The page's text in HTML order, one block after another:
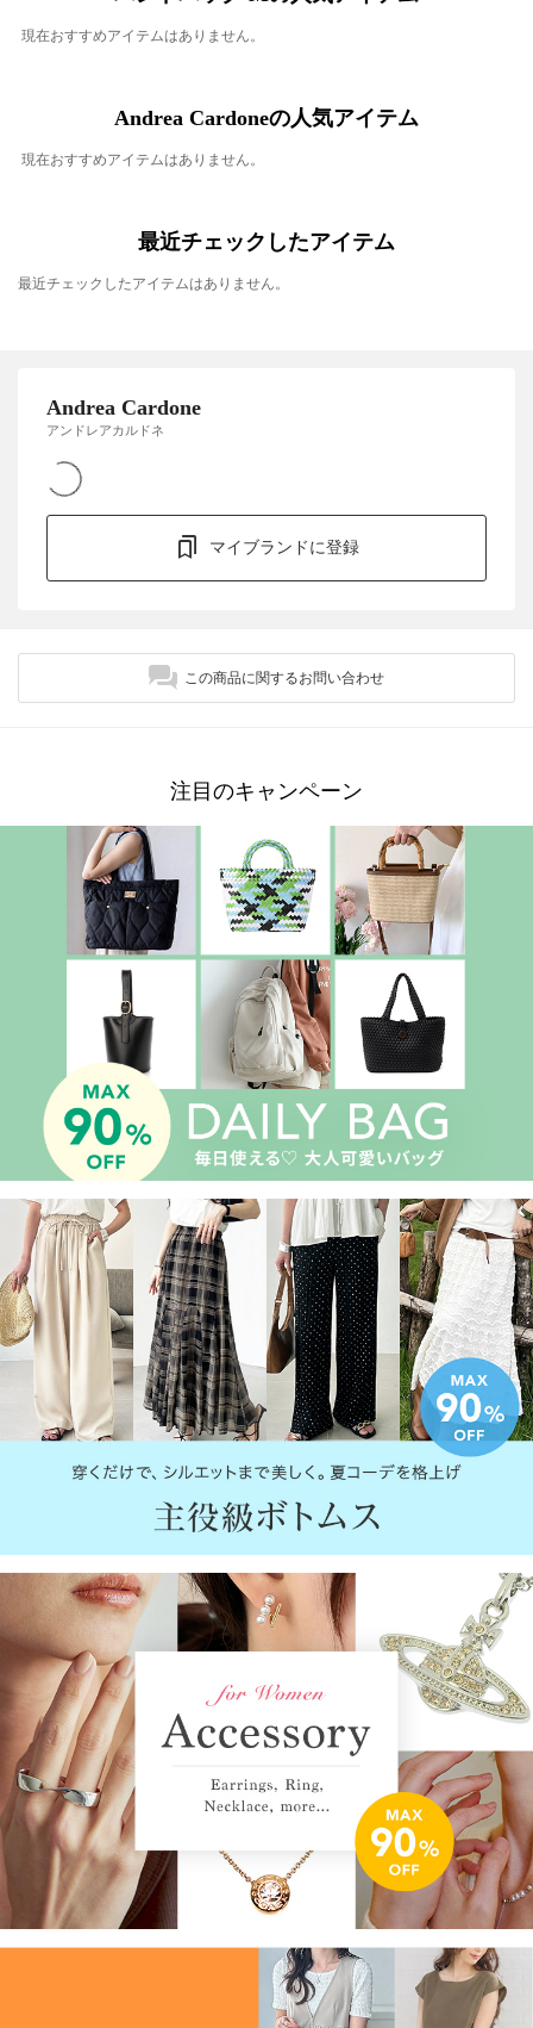
現在おすすめアイテムはありません。
Andrea Cardoneの人気アイテム
現在おすすめアイテムはありません。
最近チェックしたアイテム
最近チェックしたアイテムはありません。
Andrea Cardone
アンドレアカルドネ
マイブランドに登録
この商品に関するお問い合わせ
注目のキャンペーン